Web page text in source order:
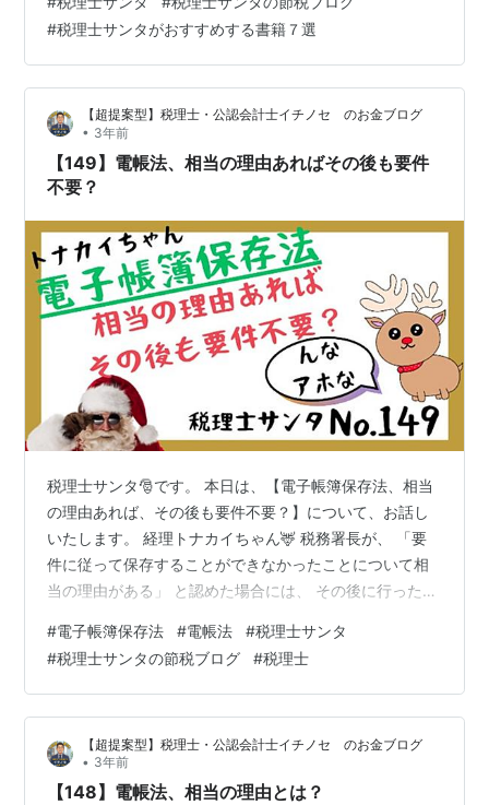
は、税務手続の電子化を進める上での電子取引の重要性
に鑑み、 他者から受領した電子データとの同一性が十分
に確保できないことから、 真実性確保のための要件（改
ざん防止措置）が課されていない出力書面等による保存
措置が廃止されたところであり、 …
#税理士サンタがおすすめする書籍７選
【超提案型】税理士・公認会計士イチノセ のお金ブログ
• 3年前
【149】電帳法、相当の理由あればその後も要件
不要？
税理士サンタ🎅です。 本日は、【電子帳簿保存法、相当
の理由あれば、その後も要件不要？】について、お話し
いたします。 経理トナカイちゃん🦌 税務署長が、 「要
件に従って保存することができなかったことについて相
当の理由がある」 と認めた場合には、 その後に行った電
になる？ 税理士サンタ🎅 取扱通達７－12に記載されたよ
うな事情が継続している限り、 「要件に従って保存する
ことができなかったことについて相当の理由がある」と
認められ、 保存時に満たすべき要件にかかわらず 電子デ
ータの保存をすることが認められます。 ただし、保存時
に満たすべき要件に従って保…
#電子帳簿保存法 #電帳法 #税理士サンタ
#税理士サンタの節税ブログ #税理士
【超提案型】税理士・公認会計士イチノセ のお金ブログ
• 3年前
【148】電帳法、相当の理由とは？